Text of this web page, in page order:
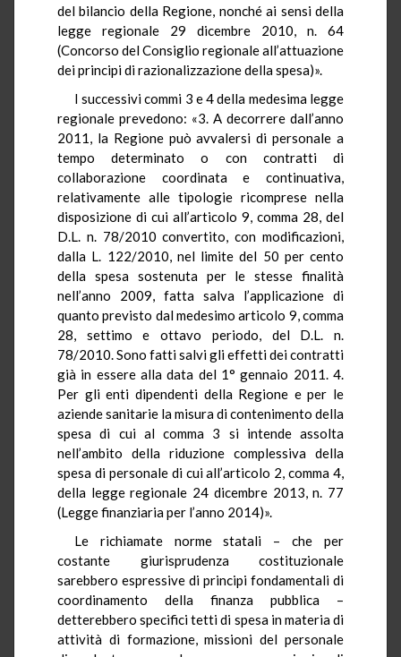
del bilancio della Regione, nonché ai sensi della
legge regionale 29 dicembre 2010, n. 64
(Concorso del Consiglio regionale all’attuazione
dei principi di razionalizzazione della spesa)».
I successivi commi 3 e 4 della medesima legge
regionale prevedono: «3. A decorrere dall’anno
2011, la Regione può avvalersi di personale a
tempo determinato o con contratti di
collaborazione coordinata e continuativa,
relativamente alle tipologie ricomprese nella
disposizione di cui all’articolo 9, comma 28, del
D.L. n. 78/2010 convertito, con modificazioni,
dalla L. 122/2010, nel limite del 50 per cento
della spesa sostenuta per le stesse finalità
nell’anno 2009, fatta salva l’applicazione di
quanto previsto dal medesimo articolo 9, comma
28, settimo e ottavo periodo, del D.L. n.
78/2010. Sono fatti salvi gli effetti dei contratti
già in essere alla data del 1° gennaio 2011. 4.
Per gli enti dipendenti della Regione e per le
aziende sanitarie la misura di contenimento della
spesa di cui al comma 3 si intende assolta
nell’ambito della riduzione complessiva della
spesa di personale di cui all’articolo 2, comma 4,
della legge regionale 24 dicembre 2013, n. 77
(Legge finanziaria per l’anno 2014)».
Le richiamate norme statali – che per
costante giurisprudenza costituzionale
sarebbero espressive di principi fondamentali di
coordinamento della finanza pubblica –
detterebbero specifici tetti di spesa in materia di
attività di formazione, missioni del personale